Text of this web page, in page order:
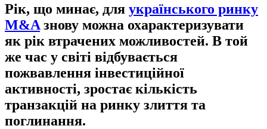
Рік, що минає, для українського ринку
M&A знову можна охарактеризувати
як рік втрачених можливостей. В той
же час у світі відбувається
пожвавлення інвестиційної
активності, зростає кількість
транзакцій на ринку злиття та
поглинання.